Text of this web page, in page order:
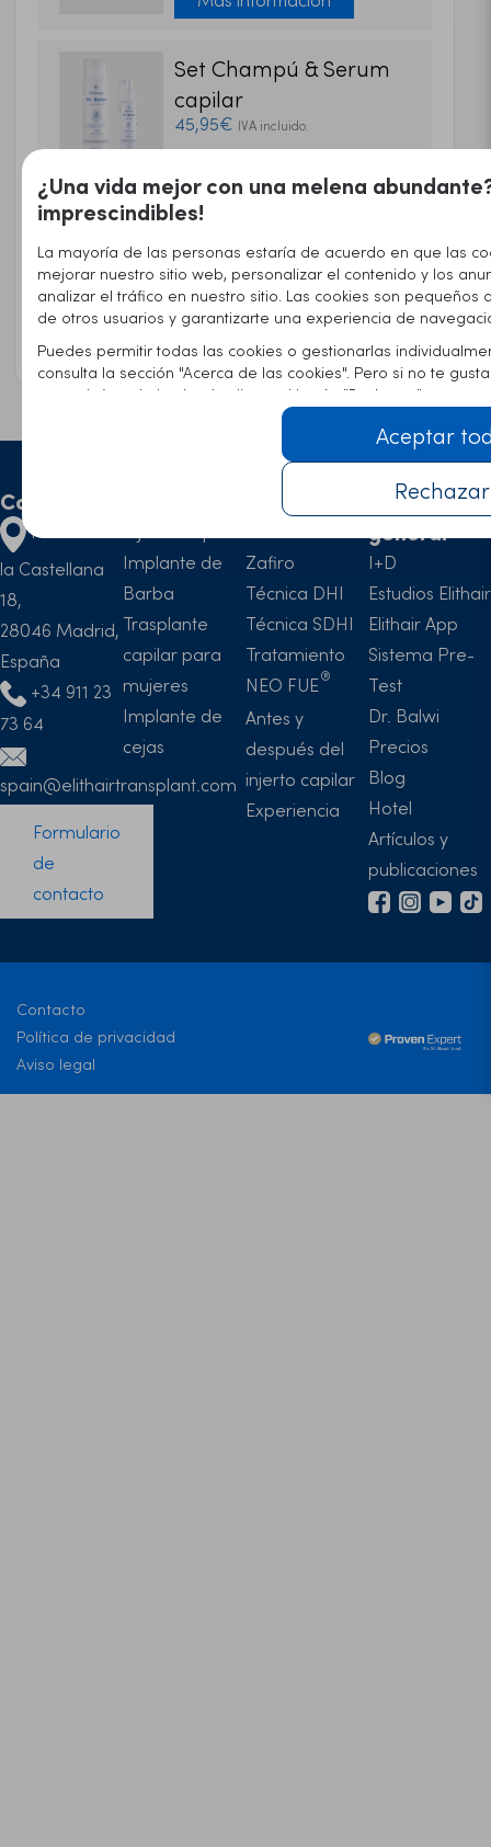
Set Champú & Serum
capilar
45,95€ IVA incluido.
Cápsulas de biotina y
queratina
21,95€ IVA incluido.
Más información
Contacto
Paseo de
la Castellana
18,
28046 Madrid,
España
+34 911 23
73 64
spain@elithairtransplant.com
Formulario
de
contacto
Implante de
Barba
Trasplante
capilar para
mujeres
Implante de
cejas
Técnicas
Zafiro
Técnica DHI
Técnica SDHI
Tratamiento
NEO FUE
Antes y
después del
injerto capilar
Experiencia
general
I+D
Estudios Elithair
Elithair App
Sistema Pre-
Test
Dr. Balwi
Precios
Blog
Hotel
Artículos y
publicaciones
Contacto
Política de privacidad
Aviso legal
¿Una vida mejor con una melena
imprescindibles!
La mayoría de las personas estaría de acuerdo en que las
mejorar nuestro sitio web, personalizar el contenido y los
analizar el tráfico en nuestro sitio. Las cookies son
de otros usuarios y garantizarte una experiencia de
Puedes permitir todas las cookies o gestionarlas
consulta la sección "Acerca de las cookies". Pero si no te
comunicárnoslo haciendo clic en el botón "Rechazar".
Aceptar
Rechazar